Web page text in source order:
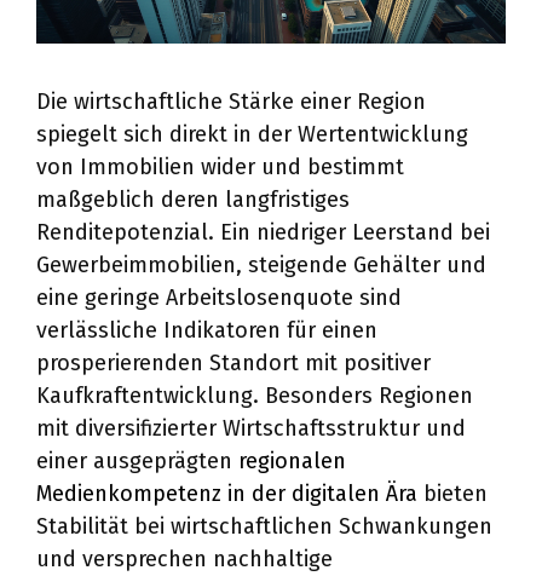
Die wirtschaftliche Stärke einer Region
spiegelt sich direkt in der Wertentwicklung
von Immobilien wider und bestimmt
maßgeblich deren langfristiges
Renditepotenzial. Ein niedriger Leerstand bei
Gewerbeimmobilien, steigende Gehälter und
eine geringe Arbeitslosenquote sind
verlässliche Indikatoren für einen
prosperierenden Standort mit positiver
Kaufkraftentwicklung. Besonders Regionen
mit diversifizierter Wirtschaftsstruktur und
einer ausgeprägten regionalen
Medienkompetenz in der digitalen Ära bieten
Stabilität bei wirtschaftlichen Schwankungen
und versprechen nachhaltige